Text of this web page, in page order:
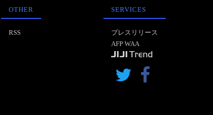
OTHER
RSS
SERVICES
プレスリリース
AFP WAA